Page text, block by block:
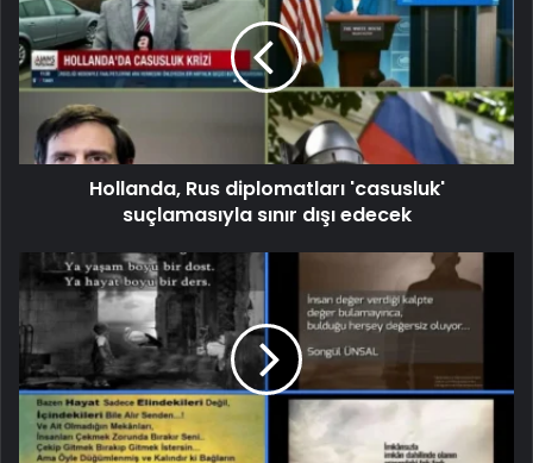
Hollanda, Rus diplomatları 'casusluk'
suçlamasıyla sınır dışı edecek